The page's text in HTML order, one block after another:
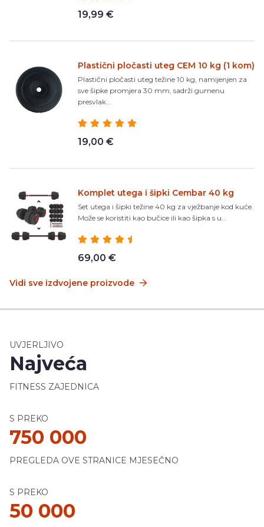
19,99 €
Plastični pločasti uteg CEM 10 kg (1 kom)
Plastični pločasti uteg težine 10 kg, namijenjen za
sve šipke promjera 30 mm, sadrži gumenu
presvlak...
19,00 €
Komplet utega i šipki Cembar 40 kg
Set utega i šipki težine 40 kg za vježbanje kod kuće.
Može se koristiti kao bučice ili kao šipka s u...
69,00 €
Vidi sve izdvojene proizvode
UVJERLJIVO
Najveća
FITNESS ZAJEDNICA
S PREKO
750 000
PREGLEDA OVE STRANICE MJESEČNO
S PREKO
50 000